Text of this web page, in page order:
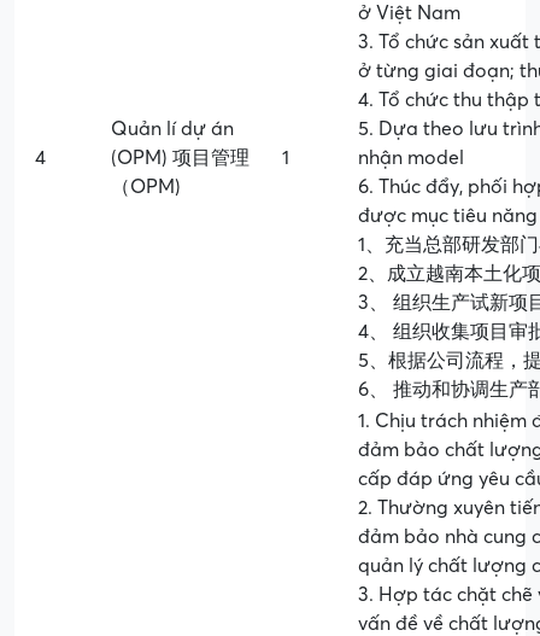
4
Quản lí dự án
(OPM) 项目管理
（OPM)
1
ở Việt Nam
3. Tổ chức sản
ở từng giai đoạn;
4. Tổ chức thu thập
5. Dựa theo lưu
nhận model
6. Thúc đẩy, phối
được mục tiêu
1、充当总部研发部
2、成立越南本土化
3、 组织生产试新项
4、 组织收集项目审
5、根据公司流程，
6、 推动和协调生产
1. Chịu trách
đảm bảo chất
cấp đáp ứng yêu
2. Thường xuyên
đảm bảo nhà cung
quản lý chất lượng
3. Hợp tác chặt chẽ
vấn đề về chất